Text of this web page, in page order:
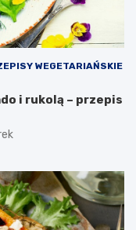
WEGETARIAŃSKIE
i rukolą – przepis